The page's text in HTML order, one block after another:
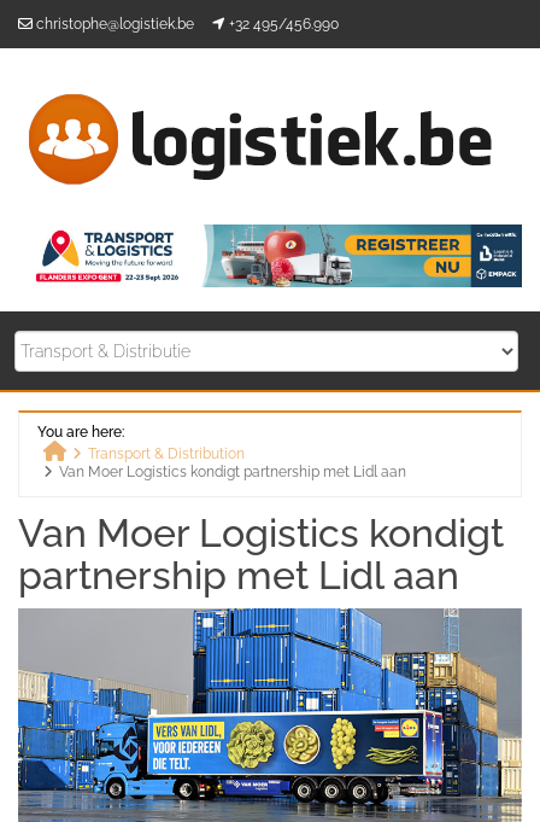
christophe@logistiek.be +32 495/456.990
You are here:
Home
Transport & Distribution
Van Moer Logistics kondigt partnership met Lidl aan
Van Moer Logistics kondigt
partnership met Lidl aan